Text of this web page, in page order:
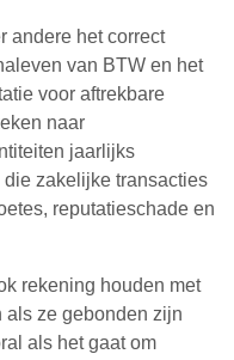
andere het correct
van BTW en het
voor aftrekbare
naar
jaarlijks
zakelijke transacties
reputatieschade en
rekening houden met
ze gebonden zijn
als het gaat om